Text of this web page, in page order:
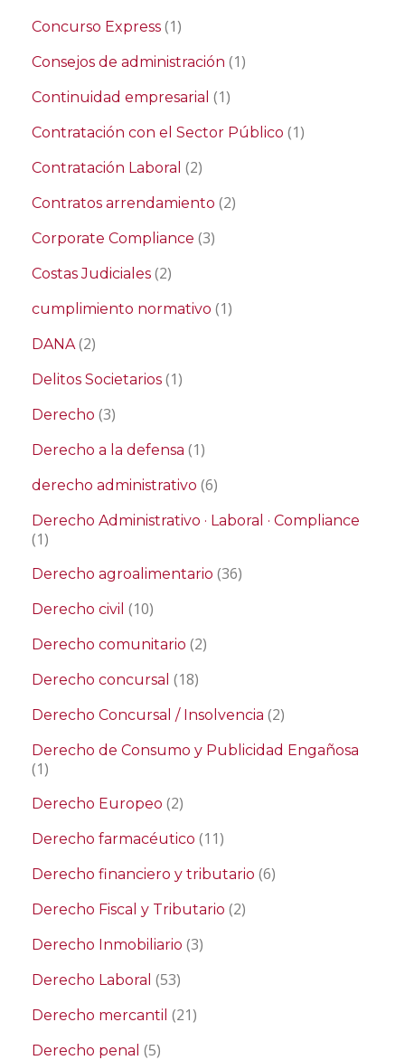
Concurso Express (1)
Consejos de administración (1)
Continuidad empresarial (1)
Contratación con el Sector Público (1)
Contratación Laboral (2)
Contratos arrendamiento (2)
Corporate Compliance (3)
Costas Judiciales (2)
cumplimiento normativo (1)
DANA(2)
Delitos Societarios (1)
Derecho (3)
Derecho a la defensa (1)
derecho administrativo (6)
Derecho Administrativo · Laboral · Compliance
(1)
Derecho agroalimentario (36)
Derecho civil (10)
Derecho comunitario (2)
Derecho concursal (18)
Derecho Concursal / Insolvencia (2)
Derecho de Consumo y Publicidad Engañosa
(1)
Derecho Europeo (2)
Derecho farmacéutico (11)
Derecho financiero y tributario (6)
Derecho Fiscal y Tributario (2)
Derecho Inmobiliario (3)
Derecho Laboral (53)
Derecho mercantil (21)
Derecho penal (5)